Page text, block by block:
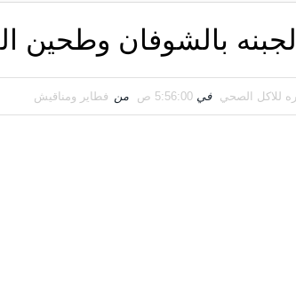
بالشوفان وطحين
للاكل الصحي في 5:56:00 ص من فطاير ومناقيش